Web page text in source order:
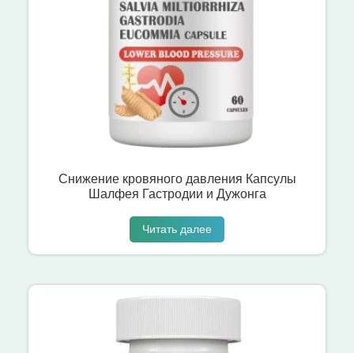
Снижение кровяного давления Капсулы
Шалфея Гастродии и Дужонга
Читать далее